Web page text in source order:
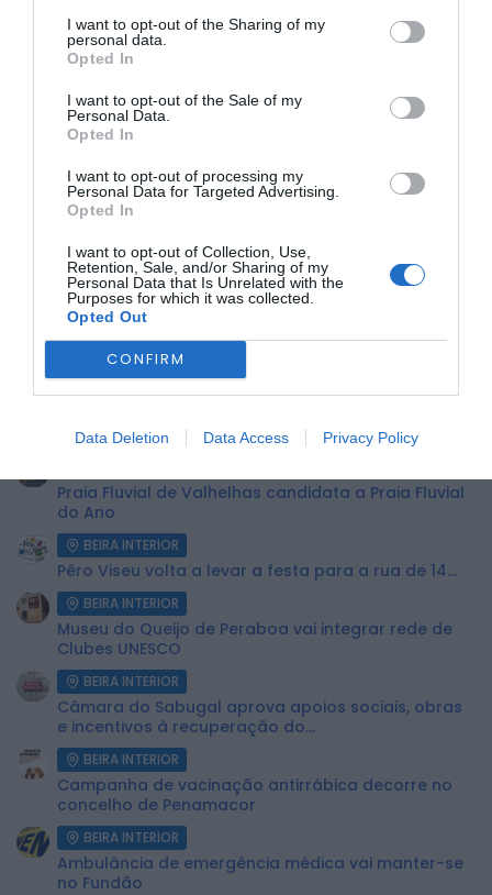
I want to opt-out of the Sharing of my
personal data.
Opted In
I want to opt-out of the Sale of my
Personal Data.
Opted In
I want to opt-out of processing my
Personal Data for Targeted Advertising.
Opted In
I want to opt-out of Collection, Use,
Retention, Sale, and/or Sharing of my
Personal Data that Is Unrelated with the
Purposes for which it was collected.
Opted Out
CONFIRM
Data Deletion Data Access Privacy Policy
Esta onda de solidariedade já contou com o contributo de
diversas organizações e privados de vários pontos do país.
Associação de Criadores Limousine, da Associação de
Criadores de Gado do Algarve, da Associação de Jovens
Agricultores do Sul, da Quinta do Paraíso (Moita), da
Associação Animais de Ninguém e de um consórcio de
entidades, empresas e dezenas de privados de Aljezur.
Foto – Município da Covilhã
Praia Fluvial de Valhelhas candidata a Praia Fluvial
do Ano
BEIRA INTERIOR
Pêro Viseu volta a levar a festa para a rua de 14...
BEIRA INTERIOR
Museu do Queijo de Peraboa vai integrar rede de
Clubes UNESCO
BEIRA INTERIOR
Câmara do Sabugal aprova apoios sociais, obras
e incentivos à recuperação do...
BEIRA INTERIOR
Campanha de vacinação antirrábica decorre no
concelho de Penamacor
BEIRA INTERIOR
Ambulância de emergência médica vai manter-se
no Fundão